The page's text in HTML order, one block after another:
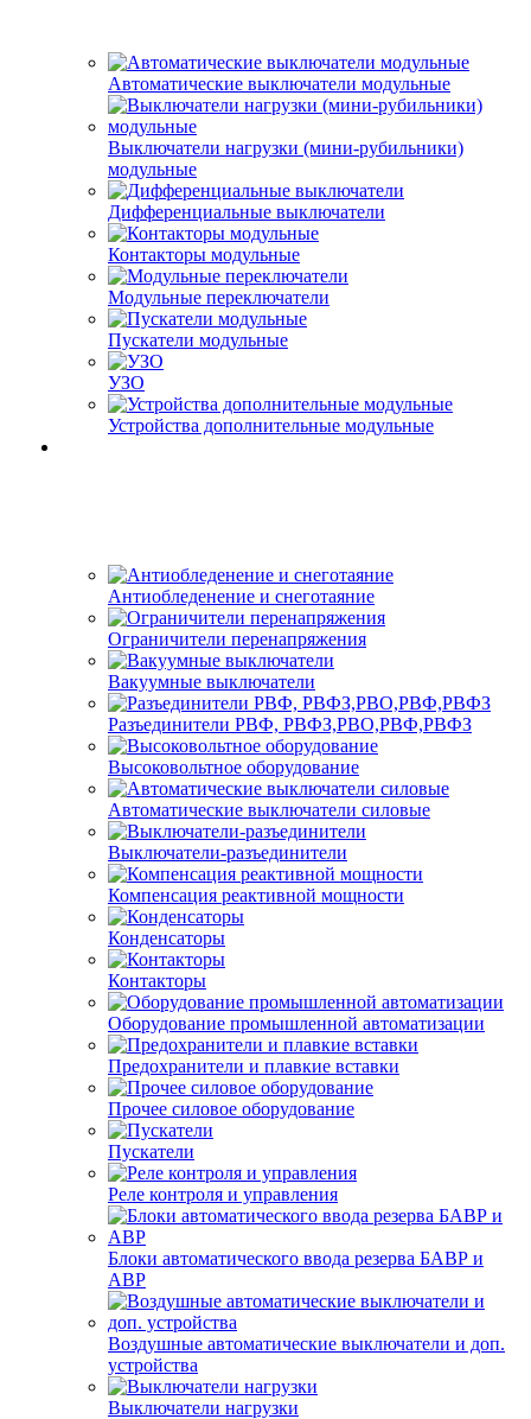
Автоматические выключатели модульные
Выключатели нагрузки (мини-рубильники)
модульные
Дифференциальные выключатели
Контакторы модульные
Модульные переключатели
Пускатели модульные
УЗО
Устройства дополнительные модульные
Антиобледенение и снеготаяние
Ограничители перенапряжения
Вакуумные выключатели
Разъединители РВФ, РВФЗ,РВО,РВФ,РВФЗ
Высоковольтное оборудование
Автоматические выключатели cиловые
Выключатели-разъединители
Компенсация реактивной мощности
Конденсаторы
Контакторы
Оборудование промышленной автоматизации
Предохранители и плавкие вставки
Прочее силовое оборудование
Пускатели
Реле контроля и управления
Блоки автоматического ввода резерва БАВР и
АВР
Воздушные автоматические выключатели и доп.
устройства
Выключатели нагрузки